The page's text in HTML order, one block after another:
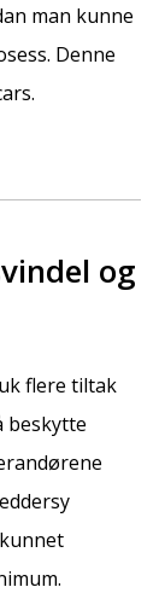
man kunne
Denne
og
flere tiltak
beskytte